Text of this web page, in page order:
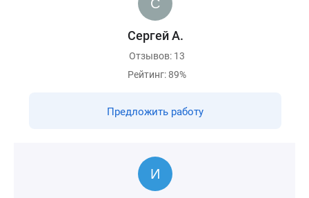
Сергей А.
Отзывов: 13
Рейтинг: 89%
Предложить работу